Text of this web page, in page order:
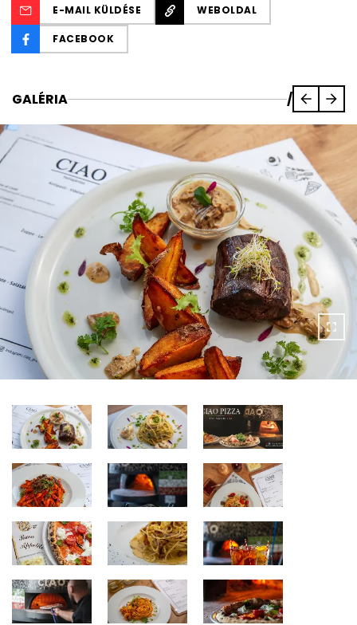
E-MAIL KÜLDÉSE WEBOLDAL
FACEBOOK
GALÉRIA /